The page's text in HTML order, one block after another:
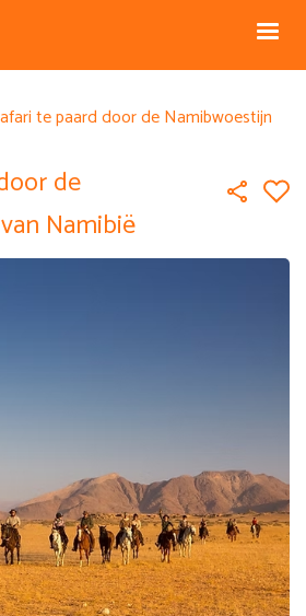
te paard door de Namibwoestijn
de
Namibië